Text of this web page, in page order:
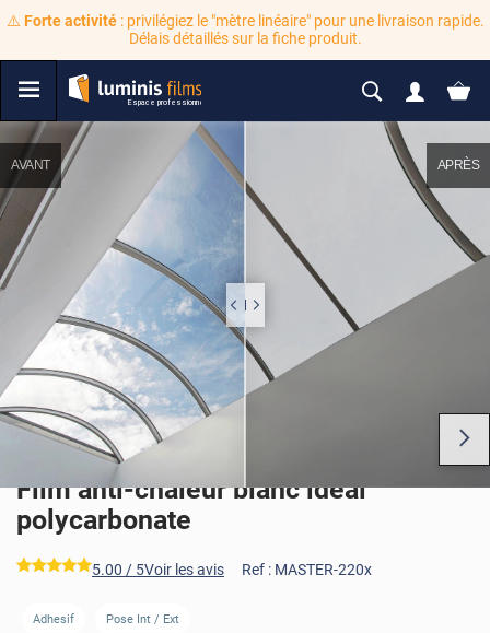
⚠️ Forte activité: privilégiez le "mètre linéaire" pour une livraison rapide.
Délais détaillés sur la fiche produit.
AVANT APRÈS
APRÈS AVANT
Film anti-chaleur blanc idéal
polycarbonate
*****
5.00 / 5Voir les avis Ref : MASTER-220x
Adhesif Pose Int / Ext